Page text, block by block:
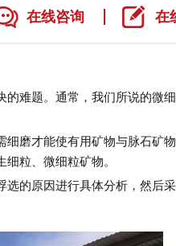
在线咨询 在
难题。通常，我们所说的微
磨才能使有用矿物与脉石矿
粒、微细粒矿物。
的原因进行具体分析，然后